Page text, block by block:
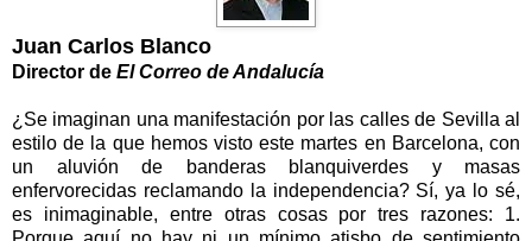
Juan Carlos Blanco
Director de El Correo de Andalucía
¿Se imaginan una manifestación por las calles de Sevilla al
estilo de la que hemos visto este martes en Barcelona, con
un aluvión de banderas blanquiverdes y masas
enfervorecidas reclamando la independencia? Sí, ya lo sé,
es inimaginable, entre otras cosas por tres razones: 1.